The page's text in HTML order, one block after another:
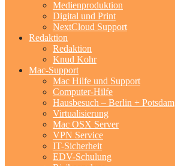
Medienproduktion
Digital und Print
NextCloud Support
Redaktion
Redaktion
Knud Kohr
Mac-Support
Mac Hilfe und Support
Computer-Hilfe
Hausbesuch – Berlin + Potsdam
Virtualisierung
Mac OSX Server
VPN Service
IT-Sicherheit
EDV-Schulung